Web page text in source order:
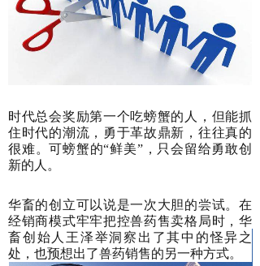
时代总会奖励第一个吃螃蟹的人，但能抓
住时代的潮流，勇于革故鼎新，往往真的
很难。可螃蟹的“鲜美”，只会留给勇敢创
新的人。
华畜的创立可以说是一次大胆的尝试。在
经销商模式牢牢把控兽药售卖格局时，华
畜创始人王泽举洞察出了其中的怪异之
处，也预想出了兽药销售的另一种方式。